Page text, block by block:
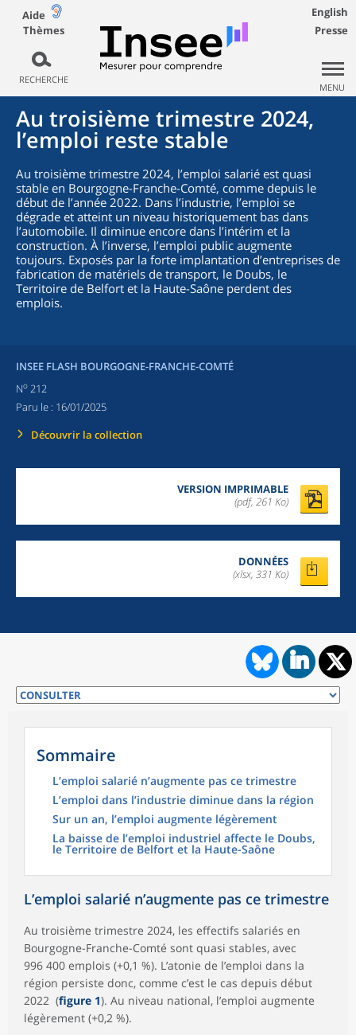
Aide
Thèmes
RECHERCHE
English
Presse
MENU
Au troisième trimestre 2024,
l’emploi reste stable
Au troisième trimestre 2024, l’emploi salarié est quasi
stable en Bourgogne-Franche-Comté, comme depuis le
début de l’année 2022. Dans l’industrie, l’emploi se
dégrade et atteint un niveau historiquement bas dans
l’automobile. Il diminue encore dans l’intérim et la
construction. À l’inverse, l’emploi public augmente
toujours. Exposés par la forte implantation d’entreprises de
fabrication de matériels de transport, le Doubs, le
Territoire de Belfort et la Haute-Saône perdent des
emplois.
INSEE FLASH BOURGOGNE-FRANCHE-COMTÉ
No 212
Paru le : 16/01/2025
Découvrir la collection
VERSION IMPRIMABLE
(pdf, 261 Ko)
DONNÉES
(xlsx, 331 Ko)
Sommaire
L’emploi salarié n’augmente pas ce trimestre
L’emploi dans l’industrie diminue dans la région
Sur un an, l’emploi augmente légèrement
La baisse de l’emploi industriel affecte le Doubs,
le Territoire de Belfort et la Haute-Saône
L’emploi salarié n’augmente pas ce trimestre
Au troisième trimestre 2024, les effectifs salariés en
Bourgogne-Franche-Comté sont quasi stables, avec
996 400 emplois (+0,1 %). L’atonie de l’emploi dans la
région persiste donc, comme c’est le cas depuis début
2022 (figure 1). Au niveau national, l’emploi augmente
légèrement (+0,2 %).